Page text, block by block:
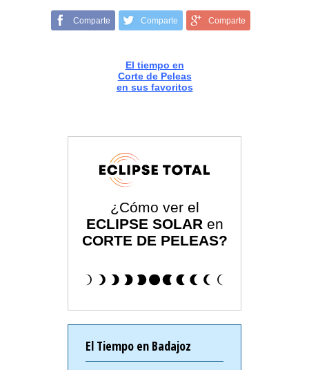
Comparte Comparte Comparte
El tiempo en
Corte de Peleas
en sus favoritos
¿Cómo ver el
ECLIPSE SOLAR en
CORTE DE PELEAS?
El Tiempo en Badajoz